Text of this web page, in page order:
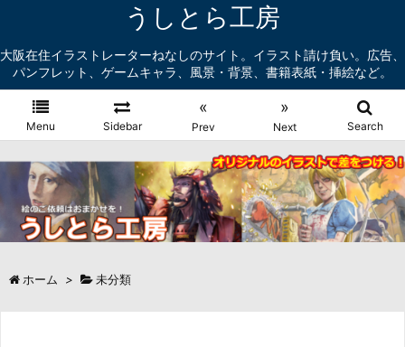
うしとら工房
大阪在住イラストレーターねなしのサイト。イラスト請け負い。広告、
パンフレット、ゲームキャラ、風景・背景、書籍表紙・挿絵など。
Menu Sidebar
«
Prev
»
Next Search
ホーム > 未分類